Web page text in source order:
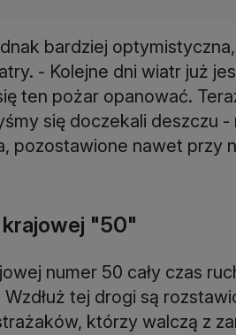
bardziej
- Kolejne dni wiatr już
ten pożar opanować.
się doczekali deszczu
pozostawione nawet przy
krajowej "50"
numer 50 cały czas
tej drogi są
którzy walczą z